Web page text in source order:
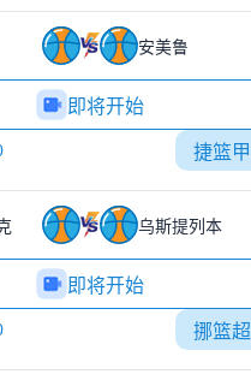
安美鲁
即将开始
捷篮甲
乌斯提列本
即将开始
挪篮超